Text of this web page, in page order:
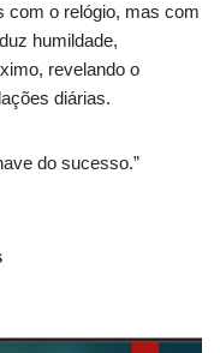
com o relógio, mas com
humildade,
revelando o
diárias.
do sucesso.”